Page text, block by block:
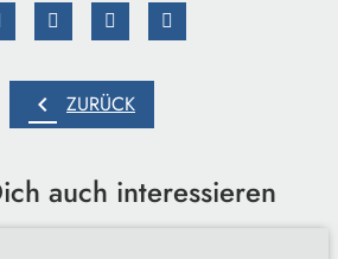
chevron_left ZURÜCK
auch interessieren